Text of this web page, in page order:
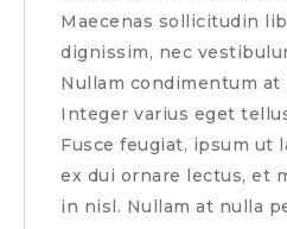
Maecenas sollicitudin
dignissim, nec
Nullam condimentum at
Integer varius eget
Fusce feugiat, ipsum ut
ex dui ornare lectus, et
in nisl. Nullam at nulla